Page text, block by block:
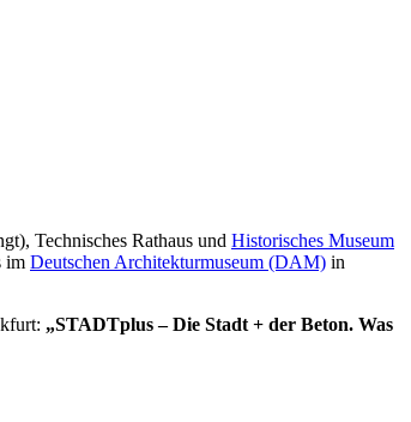
Technisches Rathaus und Historisches Museum
im Deutschen Architekturmuseum (DAM) in
„STADTplus – Die Stadt + der Beton. Was